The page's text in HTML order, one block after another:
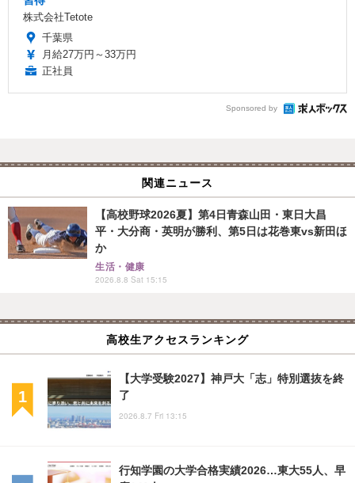
株式会社Tetote
千葉県
月給27万円～33万円
正社員
Sponsored by
関連ニュース
【高校野球2026夏】第4日青森山田・東日大昌
平・大分商・英明が勝利、第5日は花巻東vs新田ほ
か
生活・健康
2026.8.8 Sat 15:15
高校生アクセスランキング
【大学受験2027】神戸大「志」特別選抜を終
了
2026.8.7 Fri 13:15
行知学園の大学合格実績2026…東大55人、早